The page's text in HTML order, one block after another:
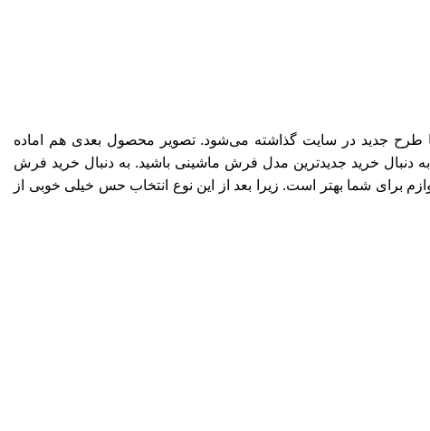
طرح جدید در سایت گذاشته می‌شود. تصویر محصول بعدی هم اماده
خرید جدیدترین مدل فرش ماشینی باشید. به دنبال خرید فرش
شما بهتر است. زیرا بعد از این نوع انتخاب حس خیلی خوبی از